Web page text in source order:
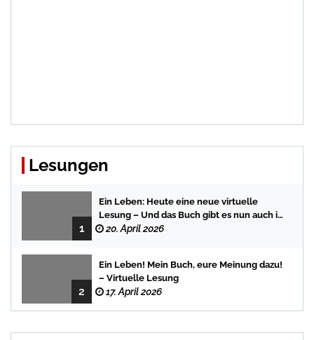
Lesungen
1
Ein Leben: Heute eine neue virtuelle
Lesung – Und das Buch gibt es nun auch in
der Bredstedter Stadtbuchhandlung
20. April 2026
2
Ein Leben! Mein Buch, eure Meinung dazu!
– Virtuelle Lesung
17. April 2026